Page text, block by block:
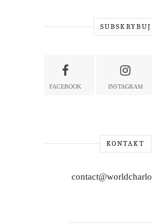
SUBSKRYBUJ
FACEBOOK INSTAGRAM
KONTAKT